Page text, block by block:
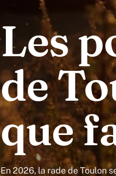
Les
de
que
En 2026, la rade de Toulon